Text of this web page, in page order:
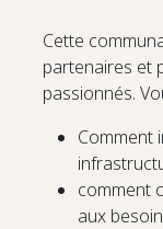
Cette
partenaires et
passionnés.
Comment
comment
aux